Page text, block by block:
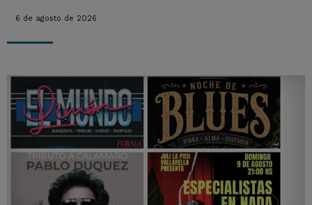
6 de agosto de 2026